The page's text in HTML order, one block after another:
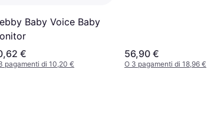
Baby Voice Baby
€
pagamenti di 10,20 €
56,90 €
O 3 pagamenti di 18,96 €